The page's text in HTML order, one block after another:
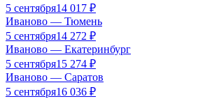
5 сентября14 017 ₽
Иваново — Тюмень
5 сентября14 272 ₽
Иваново — Екатеринбург
5 сентября15 274 ₽
Иваново — Саратов
5 сентября16 036 ₽